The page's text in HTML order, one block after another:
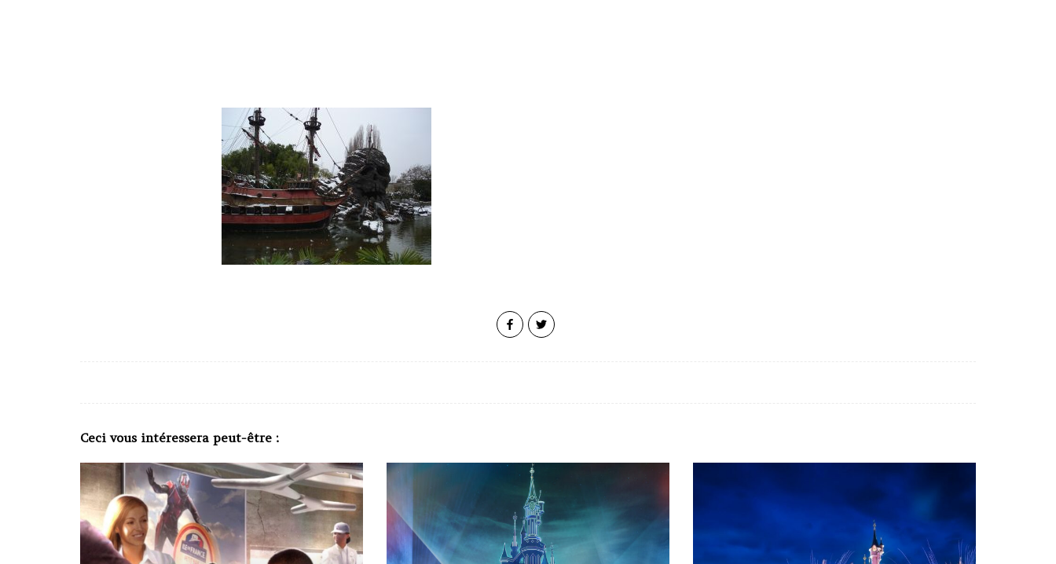
Ceci vous intéressera peut-être :